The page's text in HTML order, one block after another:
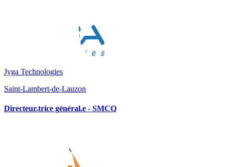
Jyga Technologies
Saint-Lambert-de-Lauzon
Directeur.trice général.e - SMCQ